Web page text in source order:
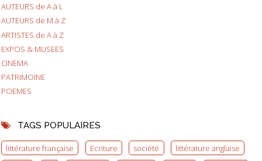
AUTEURS de A à L
AUTEURS de M à Z
ARTISTES de A à Z
EXPOS & MUSEES
CINEMA
PATRIMOINE
POEMES
TAGS POPULAIRES
littérature française Ecriture société
littérature anglaise